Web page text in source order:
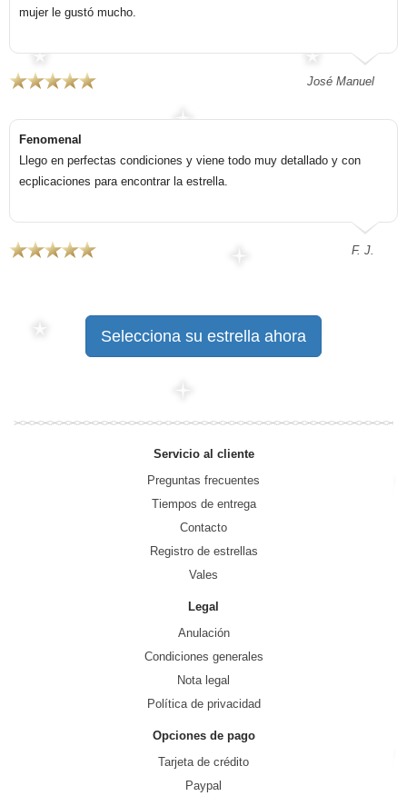
mujer le gustó mucho.
José Manuel
Fenomenal
Llego en perfectas condiciones y viene todo muy detallado y con
ecplicaciones para encontrar la estrella.
F. J.
Selecciona su estrella ahora
Servicio al cliente
Preguntas frecuentes
Tiempos de entrega
Contacto
Registro de estrellas
Vales
Legal
Anulación
Condiciones generales
Nota legal
Política de privacidad
Opciones de pago
Tarjeta de crédito
Paypal